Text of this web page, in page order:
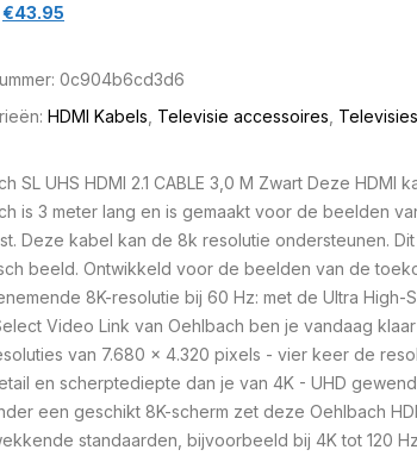
€43.95
0c904b6cd3d6
HDMI Kabels Televisie accessoires Televisies
SL UHS HDMI 2.1 CABLE 3,0 M Zwart Deze HDMI
is 3 meter lang en is gemaakt voor de beelden
Deze kabel kan de 8k resolutie ondersteunen.
beeld. Ontwikkeld voor de beelden van de
8K-resolutie bij 60 Hz: met de Ultra High-
Video Link van Oehlbach ben je vandaag
van 7.680 x 4.320 pixels - vier keer de
en scherptediepte dan je van 4K - UHD
een geschikt 8K-scherm zet deze Oehlbach
standaarden, bijvoorbeeld bij 4K tot 120